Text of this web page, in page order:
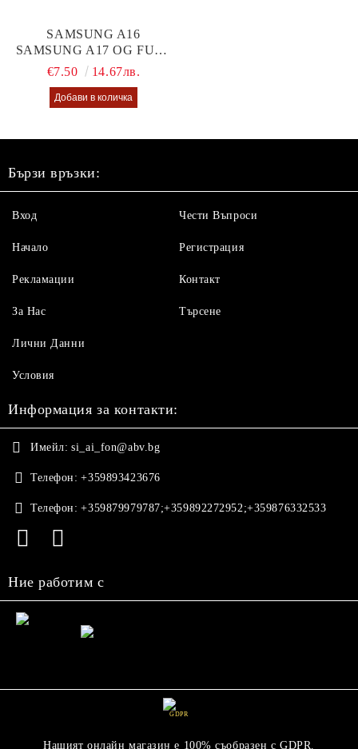
SAMSUNG A16
SAMSUNG A17 OG FULL
GLUE GLASS
€7.50 14.67лв.
Бързи връзки:
Вход
Начало
Рекламации
За Нас
Чести Въпроси
Регистрация
Контакт
Търсене
Лични Данни
Условия
Информация за контакти:
Имейл: si_ai_fon@abv.bg
Телефон: +359893423676
Телефон: +359879979787;+359892272952;+359876332533
Ние работим с
GDPR
Нашият онлайн магазин е 100% съобразен с GDPR.